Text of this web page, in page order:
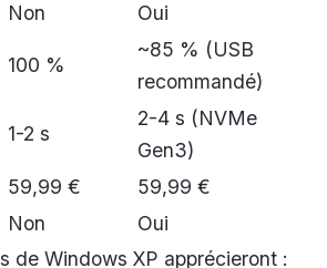
Non
Oui
100 %
~85 % (USB
recommandé)
1-2 s
2-4 s (NVMe
Gen3)
59,99 €
59,99 €
Non
Oui
de Windows XP apprécieront :